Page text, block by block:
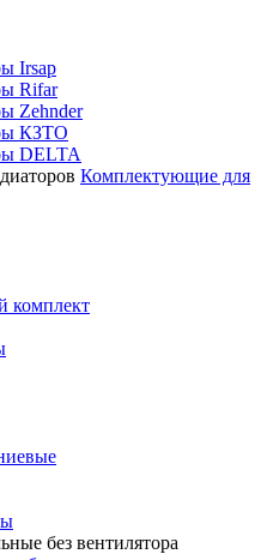
Irsap
Rifar
Zehnder
КЗТО
DELTA
Комплектующие для
комплект